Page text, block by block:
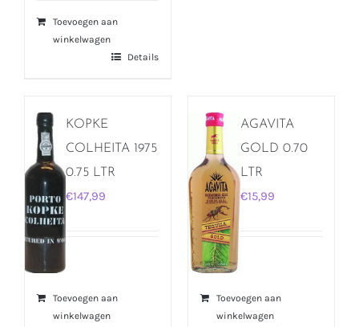
Toevoegen aan
winkelwagen
Details
KOPKE
COLHEITA 1975
0.75 LTR
€147,99
Toevoegen aan
winkelwagen
AGAVITA
GOLD 0.70
LTR
€15,99
Toevoegen aan
winkelwagen